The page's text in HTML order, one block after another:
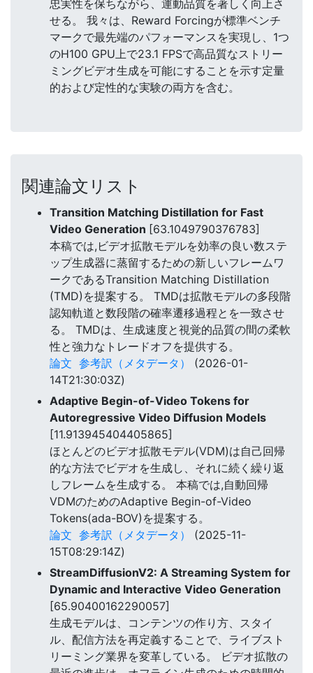
忠実性を保ちながら、運動品質を著しく向上さ
せる。 我々は、Reward Forcingが標準ベンチ
マークで最先端のパフォーマンスを実現し、1つ
のH100 GPU上で23.1 FPSで高品質なストリー
ミングビデオ生成を可能にすることを示す定量
的および定性的な実験の両方を含む。
関連論文リスト
Transition Matching Distillation for Fast
Video Generation [63.1049790376783]
本稿では,ビデオ拡散モデルを効率の良い数ステ
ップ生成器に蒸留するための新しいフレームワ
ークであるTransition Matching Distillation
(TMD)を提案する。 TMDは拡散モデルの多段階
認知軌道と数段階の確率遷移過程とを一致させ
る。 TMDは、生成速度と視覚的品質の間の柔軟
性と強力なトレードオフを提供する。
論文 参考訳（メタデータ）
(2026-01-
14T21:30:03Z)
Adaptive Begin-of-Video Tokens for
Autoregressive Video Diffusion Models
[11.913945404405865]
ほとんどのビデオ拡散モデル(VDM)は自己回帰
的な方法でビデオを生成し、それに続く繰り返
しフレームを生成する。 本稿では,自動回帰
VDMのためのAdaptive Begin-of-Video
Tokens(ada-BOV)を提案する。
論文 参考訳（メタデータ）
(2025-11-
15T08:29:14Z)
StreamDiffusionV2: A Streaming System for
Dynamic and Interactive Video Generation
[65.90400162290057]
生成モデルは、コンテンツの作り方、スタイ
ル、配信方法を再定義することで、ライブスト
リーミング業界を変革している。 ビデオ拡散の